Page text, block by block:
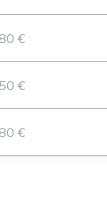
€
€
€